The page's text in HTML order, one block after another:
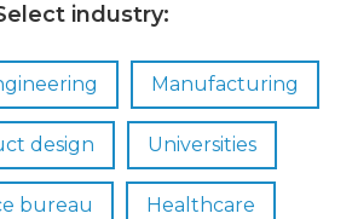
industry:
Manufacturing
design Universities
bureau Healthcare